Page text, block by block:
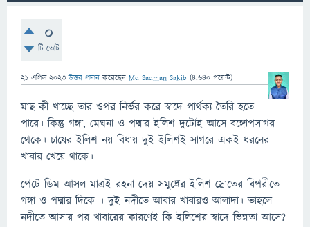
0
টি ভোট
21 এপ্রিল 2023 উত্তর প্রদান করেছেন Md Sadman Sakib (4,640 পয়েন্ট)
মাছ কী খাচ্ছে তার ওপর নির্ভর করে স্বাদে পার্থক্য তৈরি হতে
পারে। কিন্তু গঙ্গা, মেঘনা ও পদ্মার ইলিশ দুটোই আসে বঙ্গোপসাগর
থেকে। চাষের ইলিশ নয় বিধায় দুই ইলিশই সাগরে একই ধরনের
খাবার খেয়ে থাকে।
পেটে ডিম আসল মাত্রই রহনা দেয় সমুদ্রের ইলিশ স্রোতের বিপরীতে
গঙ্গা ও পদ্মার দিকে । দুই নদীতে আবার খাবারও আলাদা। তাহলে
নদীতে আসার পর খাবারের কারণেই কি ইলিশের স্বাদে ভিন্নতা আসে?